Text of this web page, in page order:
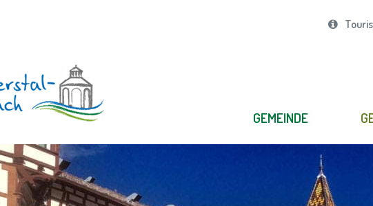
GEMEINDE